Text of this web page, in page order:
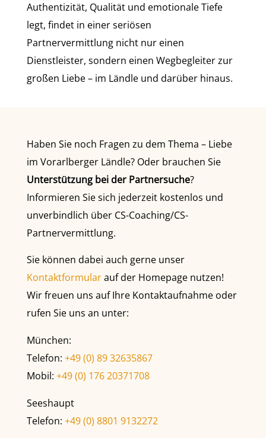
Authentizität, Qualität und emotionale Tiefe
legt, findet in einer seriösen
Partnervermittlung nicht nur einen
Dienstleister, sondern einen Wegbegleiter zur
großen Liebe – im Ländle und darüber hinaus.
Haben Sie noch Fragen zu dem Thema – Liebe
im Vorarlberger Ländle? Oder brauchen Sie
Unterstützung bei der Partnersuche?
Informieren Sie sich jederzeit kostenlos und
unverbindlich über CS-Coaching/CS-
Partnervermittlung.
Sie können dabei auch gerne unser
Kontaktformularauf der Homepage nutzen!
Wir freuen uns auf Ihre Kontaktaufnahme oder
rufen Sie uns an unter:
München:
Telefon: +49 (0) 89 32635867
Mobil: +49 (0) 176 20371708
Seeshaupt
Telefon: +49 (0) 8801 9132272